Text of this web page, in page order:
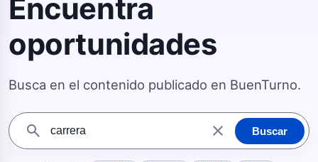
Encuentra
oportunidades
Busca en el contenido publicado en BuenTurno.
search close Buscar